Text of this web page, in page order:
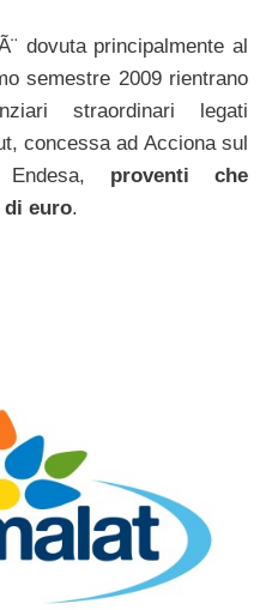
dovuta principalmente al
semestre 2009 rientrano
straordinari legati
concessa ad Acciona sul
proventi che
di euro.